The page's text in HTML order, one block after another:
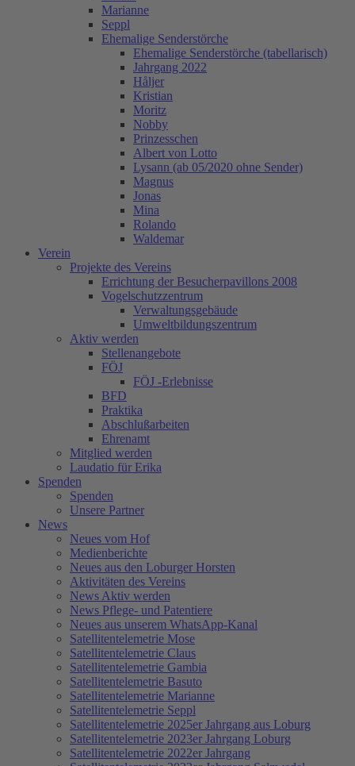
Marianne
Seppl
Ehemalige Senderstörche
Ehemalige Senderstörche (tabellarisch)
Jahrgang 2022
Håljer
Kristian
Moritz
Nobby
Prinzesschen
Albert von Lotto
Lysann (ab 05/2020 ohne Sender)
Magnus
Jonas
Mina
Rolando
Waldemar
Verein
Projekte des Vereins
Errichtung der Besucherpavillons 2008
Vogelschutzzentrum
Verwaltungsgebäude
Umweltbildungszentrum
Aktiv werden
Stellenangebote
FÖJ
FÖJ -Erlebnisse
BFD
Praktika
Abschlußarbeiten
Ehrenamt
Mitglied werden
Laudatio für Erika
Spenden
Spenden
Unsere Partner
News
Neues vom Hof
Medienberichte
Neues aus den Loburger Horsten
Aktivitäten des Vereins
News Aktiv werden
News Pflege- und Patentiere
Neues aus unserem WhatsApp-Kanal
Satellitentelemetrie Mose
Satellitentelemetrie Claus
Satellitentelemetrie Gambia
Satellitentelemetrie Basuto
Satellitentelemetrie Marianne
Satellitentelemetrie Seppl
Satellitentelemetrie 2025er Jahrgang aus Loburg
Satellitentelemetrie 2023er Jahrgang Loburg
Satellitentelemetrie 2022er Jahrgang